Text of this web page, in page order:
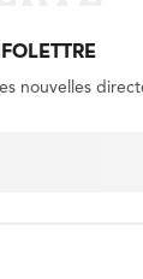
nouvelles